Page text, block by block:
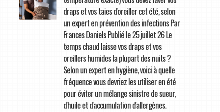
draps et vos taies d'oreiller cet été, selon
un expert en prévention des infections Par
Frances Daniels Publié le 25 juillet 26 Le
temps chaud laisse vos draps et vos
oreillers humides la plupart des nuits ?
Selon un expert en hygiène, voici à quelle
fréquence vous devriez les utiliser en été
pour éviter un mélange sinistre de sueur,
d'huile et d'accumulation d'allergènes.